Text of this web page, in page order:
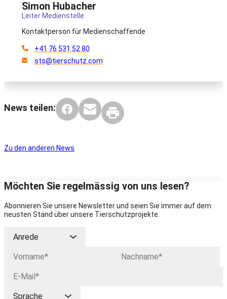
Simon Hubacher
Leiter Medienstelle
Kontaktperson für Medienschaffende
+41 76 531 52 80
sts@tierschutz.com
News teilen:
Zu den anderen News
Möchten Sie regelmässig von uns lesen?
Abonnieren Sie unsere Newsletter und seien Sie immer auf dem
neusten Stand über unsere Tierschutzprojekte.